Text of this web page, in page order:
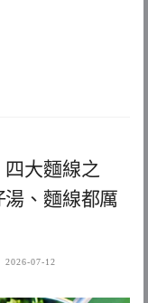
四大麵線之
、麵線都厲
2026-07-12